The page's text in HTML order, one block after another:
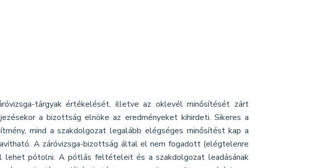
tárgyak értékelését, illetve az oklevél minősítését zárt
a bizottság elnöke az eredményeket kihirdeti. Sikeres a
mind a szakdolgozat legalább elégséges minősítést kap a
A záróvizsga-bizottság által el nem fogadott (elégtelenre
lehet pótolni. A pótlás feltételeit és a szakdolgozat leadásának